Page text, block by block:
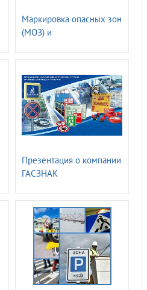
Маркировка опасных зон
(МОЗ) и
(ФЭС)
Презентация о компании
ГАСЗНАК